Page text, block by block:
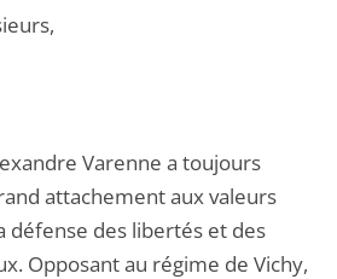
Varenne a toujours
attachement aux valeurs
défense des libertés et des
Opposant au régime de Vichy,